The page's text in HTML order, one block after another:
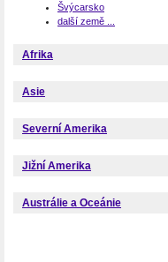
Švýcarsko
další země ...
Afrika
Asie
Severní Amerika
Jižní Amerika
Austrálie a Oceánie